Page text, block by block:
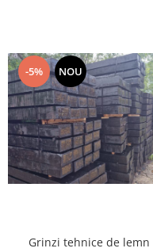
-5% NOU
Grinzi tehnice de lemn